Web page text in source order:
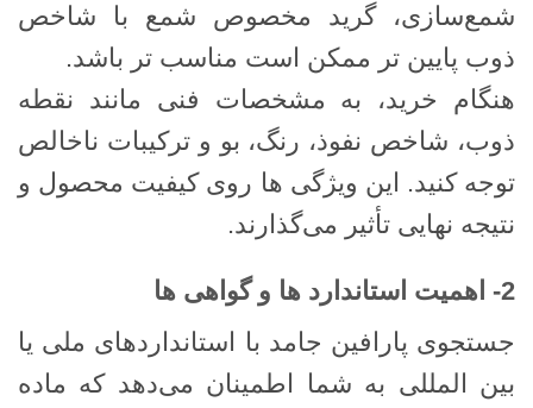
شمع‌سازی، گرید مخصوص شمع با شاخص
ذوب پایین‌ تر ممکن است مناسب ‌تر باشد.
هنگام خرید، به مشخصات فنی مانند نقطه
ذوب، شاخص نفوذ، رنگ، بو و ترکیبات ناخالص
توجه کنید. این ویژگی ‌ها روی کیفیت محصول و
نتیجه نهایی تأثیر می‌گذارند.
2- اهمیت استاندارد ها و گواهی‌ ها
جستجوی پارافین جامد با استانداردهای ملی یا
بین ‌المللی به شما اطمینان می‌دهد که ماده